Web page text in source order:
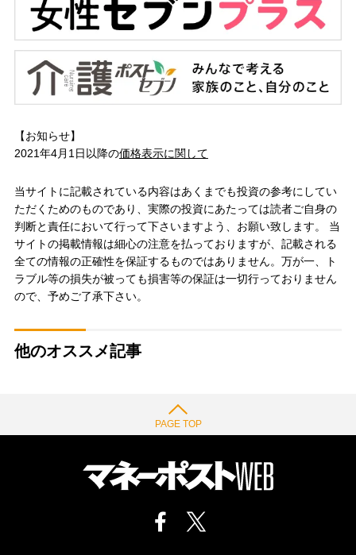
【お知らせ】
2021年4月1日以降の価格表示に関して
当サイトに記載されている内容はあくまでも投資の参考にしてい
ただくためのものであり、実際の投資にあたっては読者ご自身の
判断と責任において行って下さいますよう、お願い致します。 当
サイトの掲載情報は細心の注意を払っておりますが、記載される
全ての情報の正確性を保証するものではありません。万が一、ト
ラブル等の損失が被っても損害等の保証は一切行っておりません
ので、予めご了承下さい。
他のオススメ記事
PAGE TOP